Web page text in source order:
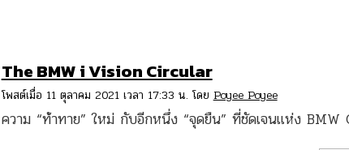
The BMW i Vision Circular
โพสต์เมื่อ 11 ตุลาคม 2021 เวลา 17:33 น. โดย Poyee Poyee
ความ “ท้าทาย” ใหม่ กับอีกหนึ่ง “จุดยืน” ที่ชัดเจนแห่ง BMW